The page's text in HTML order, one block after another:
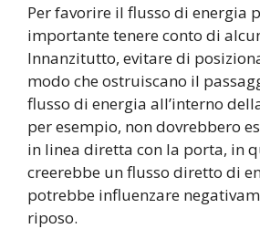
Per favorire il flusso di energia
importante tenere conto di
Innanzitutto, evitare di
modo che ostruiscano il
flusso di energia all’interno
per esempio, non dovrebbero
in linea diretta con la porta, in
creerebbe un flusso diretto di
potrebbe influenzare
riposo.